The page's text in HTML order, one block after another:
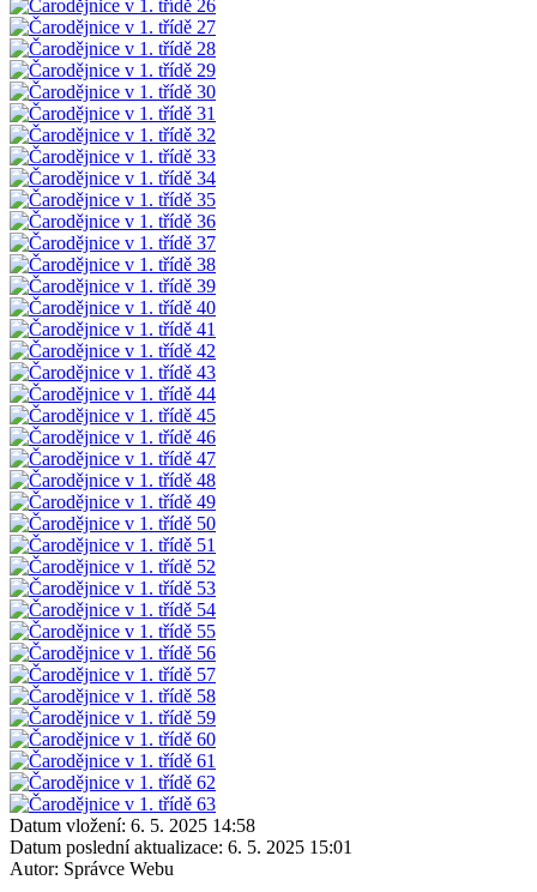
Datum vložení: 6. 5. 2025 14:58
Datum poslední aktualizace: 6. 5. 2025 15:01
Autor: Správce Webu